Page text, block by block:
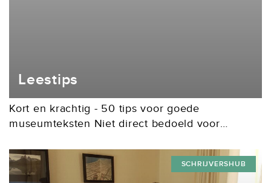
Leestips
Kort en krachtig - 50 tips voor goede
museumteksten Niet direct bedoeld voor
van museumteksten), maar toch bruikbaar voor
iedereen die werkt met tekst...
SCHRIJVERSHUB